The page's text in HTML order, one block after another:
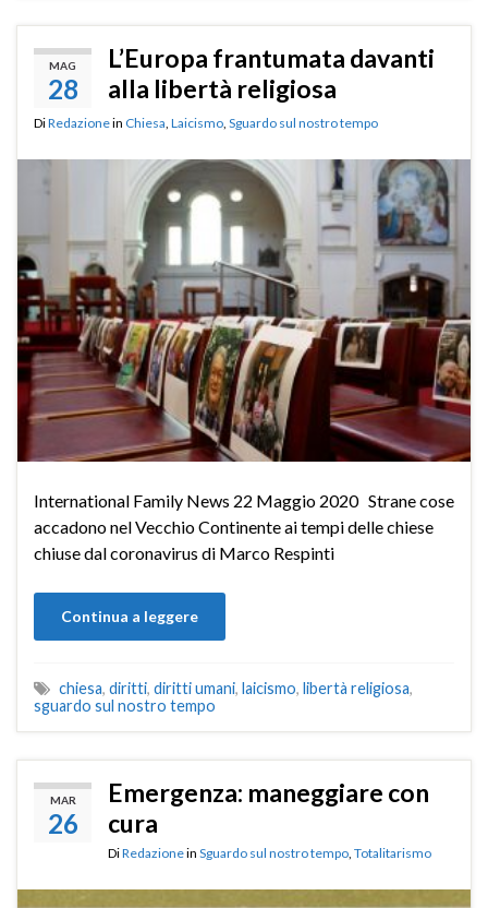
MAG
28
L’Europa frantumata davanti
alla libertà religiosa
DiRedazionein Chiesa, Laicismo, Sguardo sul nostro tempo
International Family News 22 Maggio 2020 Strane cose
accadono nel Vecchio Continente ai tempi delle chiese
chiuse dal coronavirus di Marco Respinti
Continua a leggere
chiesa, diritti, diritti umani, laicismo, libertà religiosa,
sguardo sul nostro tempo
MAR
26
Emergenza: maneggiare con
cura
DiRedazionein Sguardo sul nostro tempo, Totalitarismo